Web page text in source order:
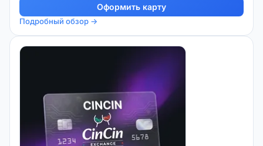
Оформить карту
Подробный обзор →